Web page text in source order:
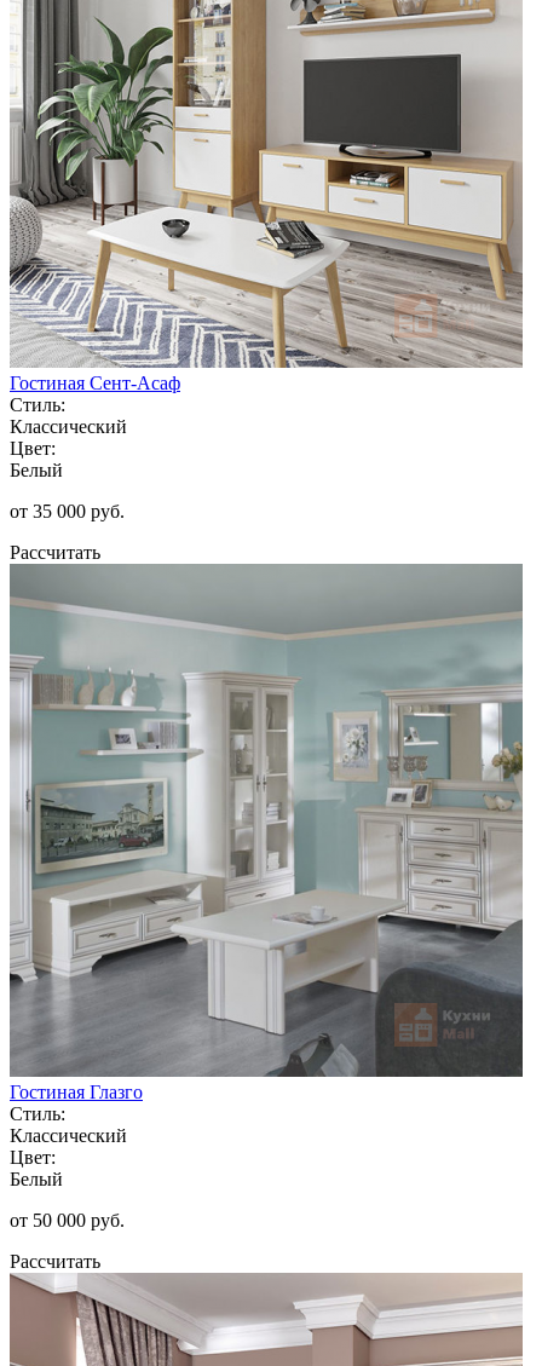
Гостиная Сент-Асаф
Стиль:
Классический
Цвет:
Белый
от 35 000 руб.
Рассчитать
Гостиная Глазго
Стиль:
Классический
Цвет:
Белый
от 50 000 руб.
Рассчитать